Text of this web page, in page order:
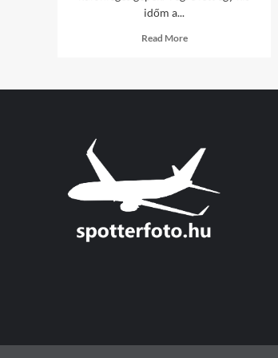
időm a...
Read MoreRead
képek